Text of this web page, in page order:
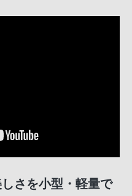
さを小型・軽量で